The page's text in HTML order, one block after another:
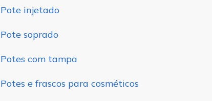
Pote injetado
Pote soprado
Potes com tampa
Potes e frascos para cosméticos